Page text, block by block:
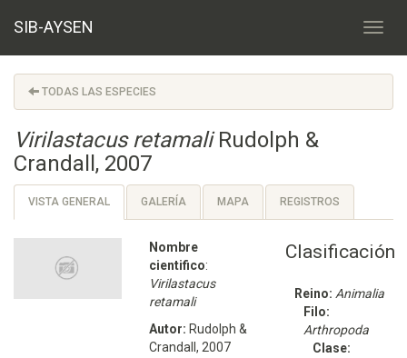
SIB-AYSEN
TODAS LAS ESPECIES
Virilastacus retamaliRudolph &
Crandall, 2007
VISTA GENERAL GALERÍA MAPA REGISTROS
Nombre
cientifico:
Virilastacus
retamali
Autor: Rudolph &
Crandall, 2007
Clasificación
Reino: Animalia
Filo:
Arthropoda
Clase: